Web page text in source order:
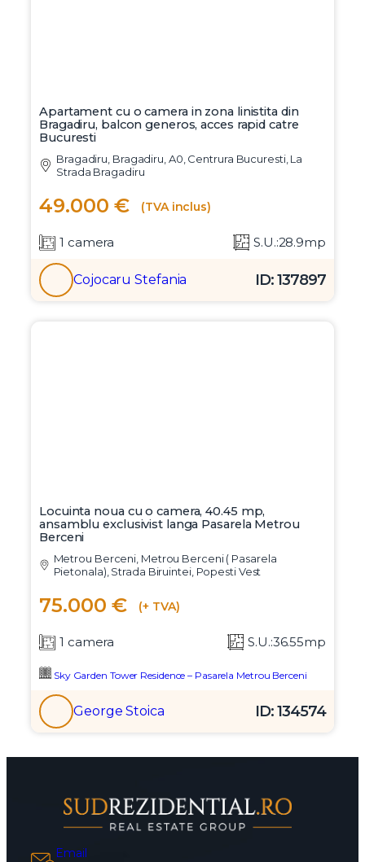
Apartament cu o camera in zona linistita din
Bragadiru, balcon generos, acces rapid catre
Bucuresti
Bragadiru, Bragadiru, A0, Centrura Bucuresti, La
Strada Bragadiru
49.000 € (TVA inclus)
1 camera S.U.:28.9mp
Cojocaru Stefania ID: 137897
Locuinta noua cu o camera, 40.45 mp,
ansamblu exclusivist langa Pasarela Metrou
Berceni
Metrou Berceni, Metrou Berceni ( Pasarela
Pietonala), Strada Biruintei, Popesti Vest
75.000 € (+ TVA)
1 camera S.U.:36.55mp
Sky Garden Tower Residence – Pasarela Metrou Berceni
George Stoica ID: 134574
Email